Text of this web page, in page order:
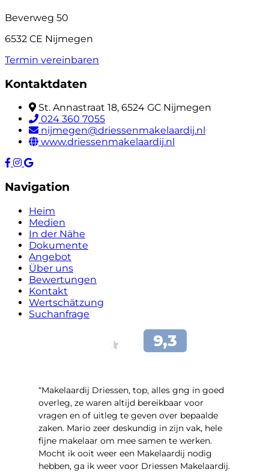
Beverweg 50
6532 CE Nijmegen
Termin vereinbaren
Kontaktdaten
St. Annastraat 18, 6524 GC Nijmegen
024 360 7055
nijmegen@driessenmakelaardij.nl
www.driessenmakelaardij.nl
Navigation
Heim
Medien
In der Nähe
Dokumente
Angebot
Über uns
Bewertungen
Kontakt
Wertschätzung
Suchanfrage
“Makelaardij Driessen, top, alles gng in goed
overleg, ze waren altijd bereikbaar voor
vragen en of uitleg te geven over bepaalde
zaken. Mario zeer deskundig in zijn vak, hele
fijne makelaar om mee samen te werken.
Mocht ik ooit weer een Makelaardij nodig
hebben, ga ik weer voor Driessen Makelaardij.